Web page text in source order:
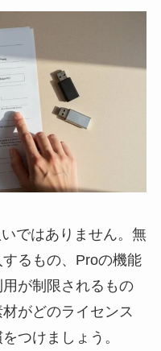
ではありません。無
るもの、Proの機能
が制限されるもの
がどのライセンス
つけましょう。